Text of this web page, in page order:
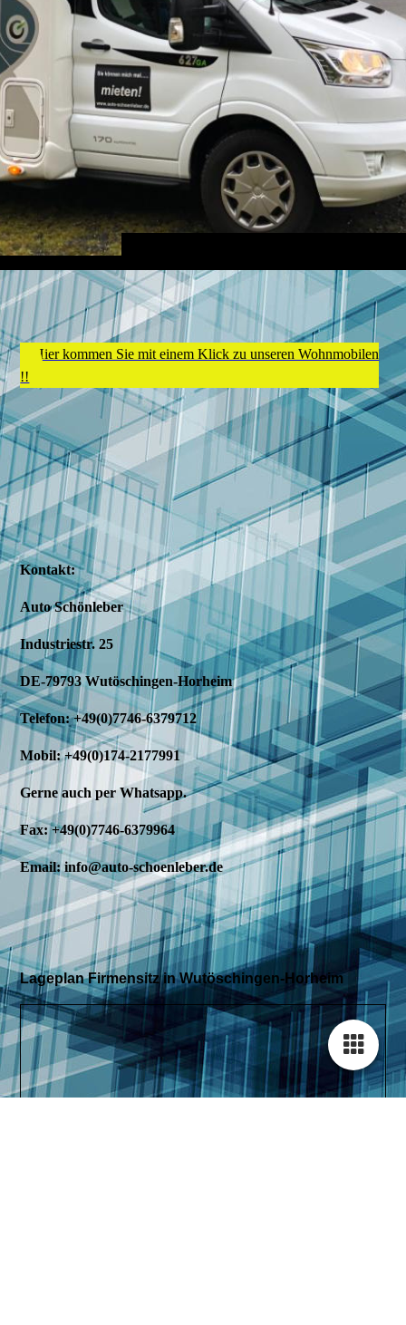
Hier kommen Sie mit einem Klick zu unseren Wohnmobilen
!!
Kontakt:
Auto Schönleber
Industriestr. 25
DE-79793 Wutöschingen-Horheim
Telefon: +49(0)7746-6379712
Mobil: +49(0)174-2177991
Gerne auch per Whatsapp.
Fax: +49(0)7746-6379964
Email: info@auto-schoenleber.de
Lageplan Firmensitz in Wutöschingen-Horheim